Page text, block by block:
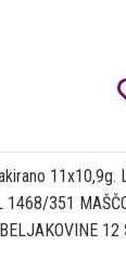
11x10,9g.
351
12